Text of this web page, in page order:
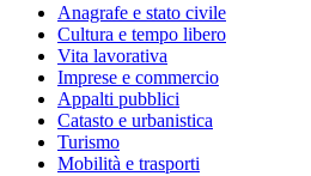
Anagrafe e stato civile
Cultura e tempo libero
Vita lavorativa
Imprese e commercio
Appalti pubblici
Catasto e urbanistica
Turismo
Mobilità e trasporti